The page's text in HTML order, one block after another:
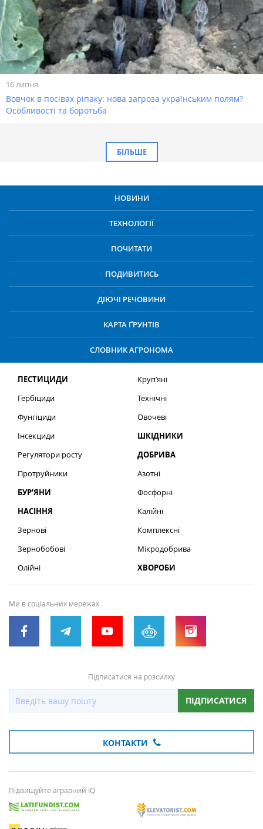
16 липня
Вовчок в посівах ріпаку: нова загроза українським полям?
Особливості та боротьба
БІЛЬШЕ
НОВИНИ
ТЕХНОЛОГІЇ
ПОЧИТАТИ
ПОДИВИТИСЬ
ДІЮЧІ РЕЧОВИНИ
КАРТА ҐРУНТІВ
СЛОВНИК АГРОНОМА
ПЕСТИЦИДИ
Гербіциди
Фунгіциди
Інсекциди
Регулятори росту
Протруйники
БУР’ЯНИ
НАСІННЯ
Зернові
Зернобобові
Олійні
Круп’яні
Технічні
Овочеві
ШКІДНИКИ
ДОБРИВА
Азотні
Фосфорні
Калійні
Комплексні
Мікродобрива
ХВОРОБИ
Ми в соціальних мережах
Підписатися на розсилку
ПІДПИСАТИСЯ
КОНТАКТИ
Підвищуйте аграрний IQ